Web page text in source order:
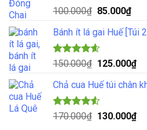
Được xếp
5.00
5 sao
100.000₫ Giá
là:
100.000₫.
85.000₫Giá
tại
Bánh ít lá gai Huế [Túi
Được xếp
4.57
5 sao
150.000₫ Giá
là:
150.000₫.
125.000₫Giá
tại
Chả cua Huế túi chân
Được xếp
4.50
170.000₫ Giá
130.000₫Giá